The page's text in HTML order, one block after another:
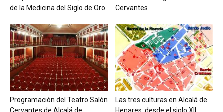
de la Medicina del Siglo de Oro
Cervantes
Programación del Teatro Salón
Cervantes de Alcalá de
Las tres culturas en Alcalá de
Henares, desde el siglo XII